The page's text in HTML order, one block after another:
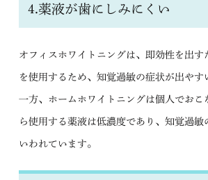
4.薬液が歯にしみにくい
オフィスホワイトニングは、即効性を出す
を使用するため、知覚過敏の症状が出やす
一方、ホームホワイトニングは個人でおこ
ら使用する薬液は低濃度であり、知覚過敏
いわれています。